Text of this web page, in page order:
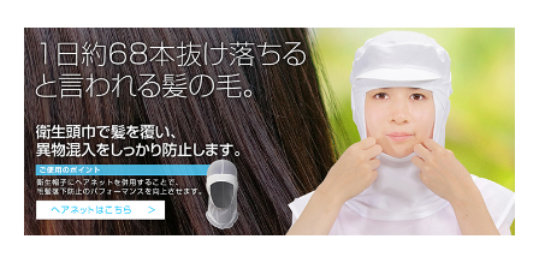
2L × サックス 160 ～ ￥1,848
2L × ピンク 1 ～ 9 ￥2,640
2L × ピンク 10 ～ 39 ￥2,376
2L × ピンク 40 ～ 159 ￥2,112